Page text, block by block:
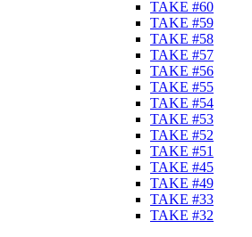
TAKE #60
TAKE #59
TAKE #58
TAKE #57
TAKE #56
TAKE #55
TAKE #54
TAKE #53
TAKE #52
TAKE #51
TAKE #45
TAKE #49
TAKE #33
TAKE #32